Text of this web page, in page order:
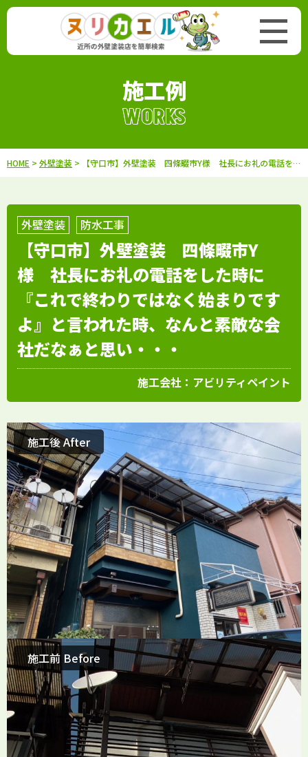
施工例
WORKS
HOME > 外壁塗装 > 【守口市】外壁塗装 四條畷市Y様 社長にお礼の電話をした時に『これで終わりではなく始まりですよ』と言われた時、なんと素敵な会社だなぁと思い・・・
外壁塗装 防水工事
【守口市】外壁塗装 四條畷市Y
様 社長にお礼の電話をした時に
『これで終わりではなく始まりです
よ』と言われた時、なんと素敵な会
社だなぁと思い・・・
施工会社： アビリティペイント
施工前 Before
施工後 After